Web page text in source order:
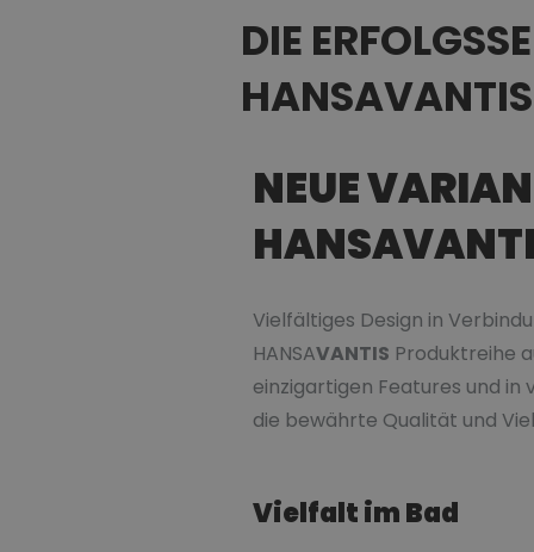
DIE
NEUE
Vielfältiges Design in
HANSAVANTIS Produktreihe
einzigartigen Features und
die bewährte Qualität und
Vielfalt im Bad